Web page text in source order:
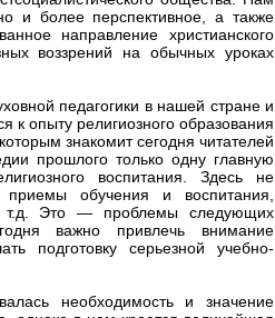
и более перспективное, а также
направление христианского
воззрений на обычных уроках
педагогики в нашей стране и
к опыту религиозного образования
знакомит сегодня читателей
прошлого только одну главную
воспитания. Здесь не
обучения и воспитания,
и т.д. Это — проблемы следующих
важно привлечь внимание
подготовку серьезной учебно-
необходимость и значение